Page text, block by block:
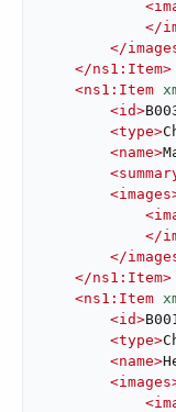
<
</
</
</ns1:Item>
<ns1:Item
<id>
<type>
<name>
<
<images
<
</
</
</ns1:Item>
<ns1:Item
<id>
<type>
<name>
<images
<